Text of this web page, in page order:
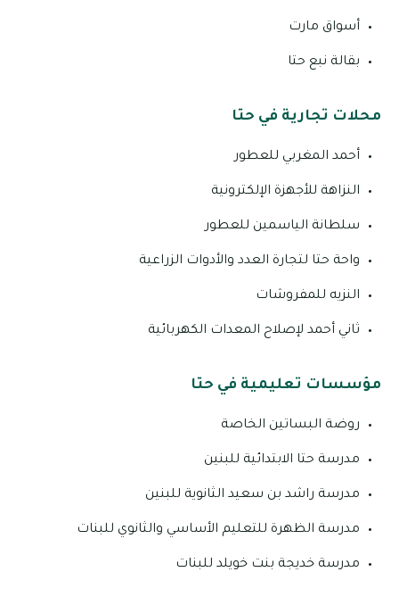
أسواق مارت
بقالة نبع حتا
محلات تجارية في حتا
أحمد المغربي للعطور
النزاهة للأجهزة الإلكترونية
سلطانة الياسمين للعطور
واحة حتا لتجارة العدد والأدوات الزراعية
النزيه للمفروشات
ثاني أحمد لإصلاح المعدات الكهربائية
مؤسسات تعليمية في حتا
روضة البساتين الخاصة
مدرسة حتا الابتدائية للبنين
مدرسة راشد بن سعيد الثانوية للبنين
مدرسة الظهرة للتعليم الأساسي والثانوي للبنات
مدرسة خديجة بنت خويلد للبنات